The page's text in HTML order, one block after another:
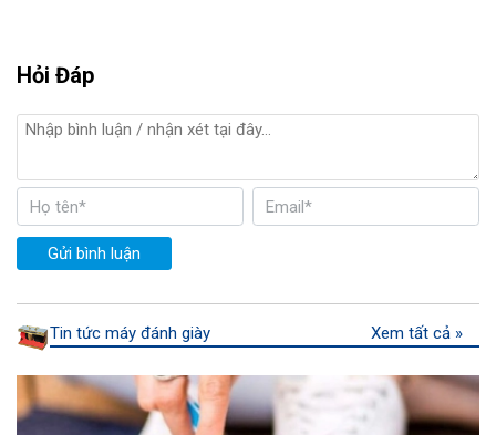
Hỏi Đáp
Gửi bình luận
Tin tức máy đánh giày Xem tất cả »